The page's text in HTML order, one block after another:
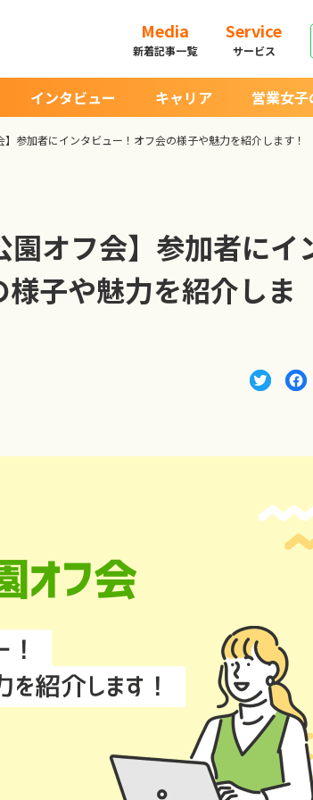
Media
新着記事一覧
Service
サービス
インタビュー キャリア 営業女
】参加者にインタビュー！オフ会の様子や魅力を紹介します！
オフ会】参加者にイ
子や魅力を紹介しま